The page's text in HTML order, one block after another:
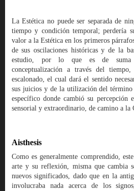
La Estética no puede ser separada de
tiempo y condición temporal; perdería
valor a la Estética en los primeros
de sus oscilaciones históricas y de la
estudio, por lo que es de suma
conceptualización a través del
escalonado, el cual dará el sentido
sus juicios y de la utilización del término
específico donde cambió su
sensorial y extraordinario, de camino a la
Aisthesis
Como es generalmente comprendido,
arte y su reflexión, misma que cambia
nuevos significados, dado que en la
involucraba nada acerca de los